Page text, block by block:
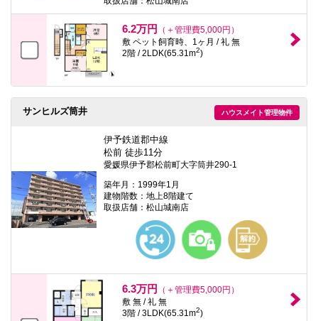
6.2万円
（＋管理費5,000円）
敷 ペット飼育時、1ヶ月 / 礼 無
2階 / 2LDK(65.31m2)
ハウスメイト管理物件
サンヒルズ筒井
伊予鉄道郡中線
松前 徒歩11分
愛媛県伊予郡松前町大字筒井290-1
築年月：1999年1月
建物階数：地上8階建て
取扱店舗：松山城南店
6.3万円
（＋管理費5,000円）
敷 無 / 礼 無
3階 / 3LDK(65.31m2)